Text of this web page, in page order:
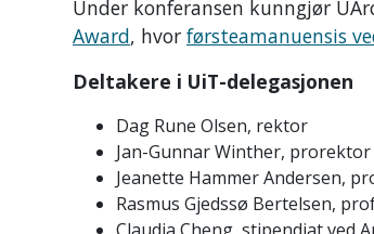
Under konferansen kunngjør
Award, hvor førsteamanuensis
Deltakere i UiT-delegasjonen
Dag Rune Olsen, rektor
Jan-Gunnar Winther,
Jeanette Hammer Andersen,
Rasmus Gjedssø Bertelsen,